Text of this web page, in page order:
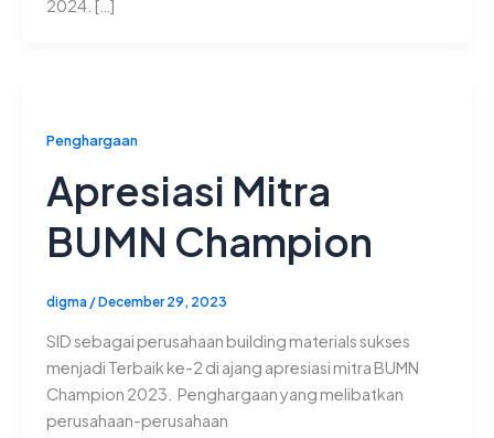
2024. […]
Penghargaan
Apresiasi Mitra
BUMN Champion
digma /December 29, 2023
SID sebagai perusahaan building materials sukses
menjadi Terbaik ke-2 di ajang apresiasi mitra BUMN
Champion 2023. Penghargaan yang melibatkan
perusahaan-perusahaan